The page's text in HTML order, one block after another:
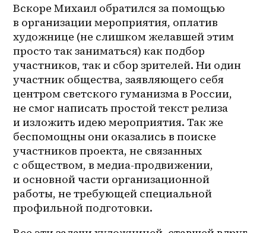
Вскоре Михаил обратился за помощью
в организации мероприятия, оплатив
художнице (не слишком желавшей этим
просто так заниматься) как подбор
участников, так и сбор зрителей. Ни один
участник общества, заявляющего себя
центром светского гуманизма в России,
не смог написать простой текст релиза
и изложить идею мероприятия. Так же
беспомощны они оказались в поиске
участников проекта, не связанных
с обществом, в медиа-продвижении,
и основной части организационной
работы, не требующей специальной
профильной подготовки.